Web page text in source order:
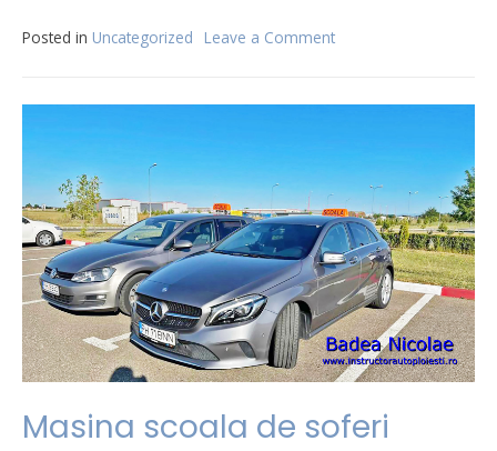
Posted in Uncategorized Leave a Comment
Masina scoala de soferi